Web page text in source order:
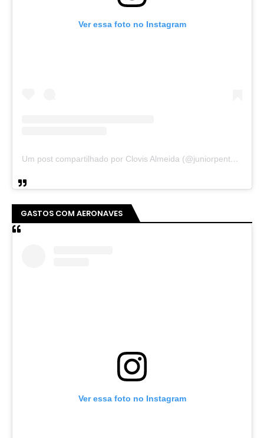
Ver essa foto no Instagram
Um post compartilhado por Clovis Almeida (@juniorpentecoste01)
GASTOS COM AERONAVES
Ver essa foto no Instagram